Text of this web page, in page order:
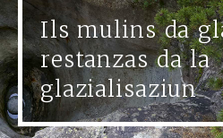
Ils mulins da
restanzas da la
glazialisaziun